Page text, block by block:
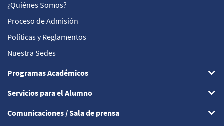
¿Quiénes Somos?
Proceso de Admisión
Políticas y Reglamentos
Nuestra Sedes
Programas Académicos
Servicios para el Alumno
Comunicaciones / Sala de prensa